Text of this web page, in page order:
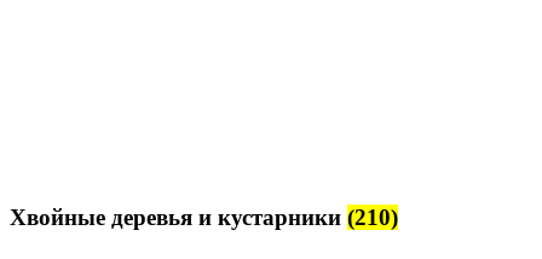
Хвойные деревья и кустарники (210)